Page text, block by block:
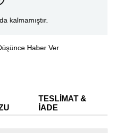
kalmamıştır.
Haber Ver
TESLIMAT &
İADE